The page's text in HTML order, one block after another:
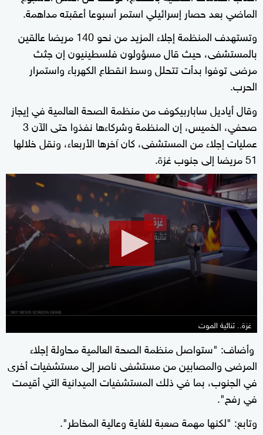
الماضي بعد حصار إسرائيلي استمر أسبوعا أعقبته مداهمة.
وتستهدف المنظمة إجلاء المزيد من نحو 140 مريضا عالقين
بالمستشفى، حيث قال مسؤولون فلسطينيون إن جثث
مرضى توفوا بدأت تتحلل وسط انقطاع الكهرباء واستمرار
الحرب.
وقال أياديل ساباربيكوف من منظمة الصحة العالمية في إيجاز
صحفي، الخميس، إن المنظمة وشركاءها نفذوا حتى الآن 3
عمليات إجلاء من المستشفى، كان آخرها الأربعاء، ونقل خلالها
51 مريضا إلى جنوب غزة.
of
minutes,
24
seconds
غزة.. ثنائية الموت
وأضاف: "ستواصل منظمة الصحة العالمية محاولة إجلاء
المرضى والمصابين من مستشفى ناصر إلى مستشفيات أخرى
في الجنوب، بما في ذلك المستشفيات الميدانية التي أقيمت
في رفح".
وتابع: "لكنها مهمة صعبة للغاية وعالية المخاطر".